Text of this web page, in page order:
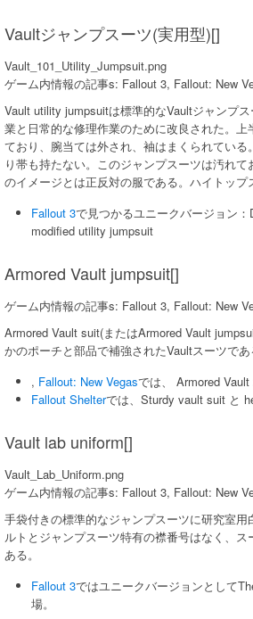
Vaultジャンプスーツ(実用型)[]
Vault_101_Utility_Jumpsuit.png
ゲーム内情報の記事s: Fallout 3, Fallout: New
Vault utility jumpsuitは標準的なVaultジャンプ
業と日常的な修理作業のために改良された。
ており、腕当ては外され、袖はまくられてい
り帯も持たない。このジャンプスーツは汚れ
のイメージとは正反対の服である。ハイトップ
Fallout 3で見つかるユニークバージョン
modified utility jumpsuit
Armored Vault jumpsuit[]
ゲーム内情報の記事s: Fallout 3, Fallout: New
Armored Vault suit(またはArmored Vault
かのポーチと部品で補強されたVaultスーツであ
, Fallout: New Vegasでは、 Armored Vault
Fallout Shelterでは、Sturdy vault suit と
Vault lab uniform[]
Vault_Lab_Uniform.png
ゲーム内情報の記事s: Fallout 3, Fallout: New
手袋付きの標準的なジャンプスーツに研究室
ルトとジャンプスーツ特有の襟番号はなく、
ある。
Fallout 3ではユニークバージョンとして
場。